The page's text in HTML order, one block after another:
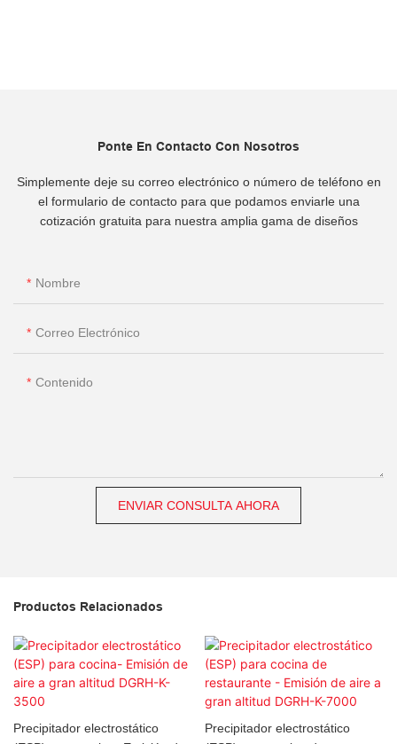
Ponte En Contacto Con Nosotros
Simplemente deje su correo electrónico o número de teléfono en
el formulario de contacto para que podamos enviarle una
cotización gratuita para nuestra amplia gama de diseños
Nombre
Correo Electrónico
Contenido
ENVIAR CONSULTA AHORA
Productos Relacionados
Precipitador electrostático
Precipitador electrostático